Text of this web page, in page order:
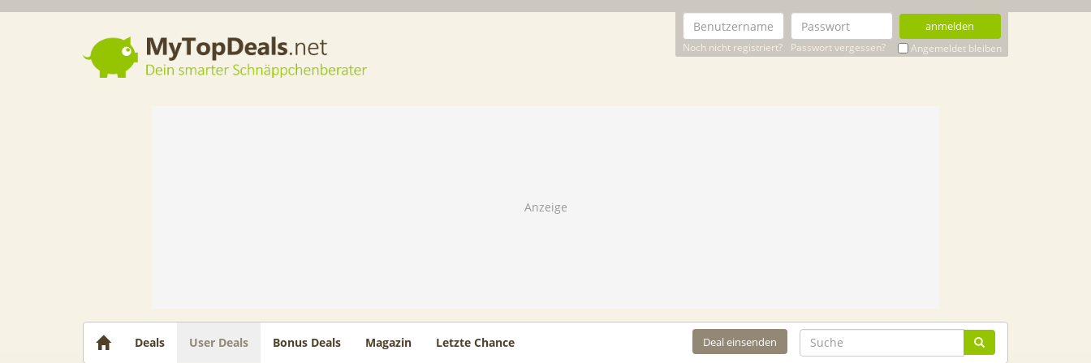
anmelden
Noch nicht registriert? Passwort vergessen? Angemeldet bleiben
Dein smarter Schnäppchenberater
Deals User Deals Bonus Deals Magazin Letzte Chance Deal einsenden